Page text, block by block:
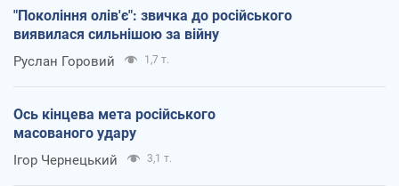
"Покоління олів'є": звичка до російського
виявилася сильнішою за війну
Руслан Горовий 1,7 т.
Ось кінцева мета російського
масованого удару
Ігор Чернецький 3,1 т.